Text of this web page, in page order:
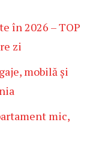
în 2026 – TOP
zi
mobilă și
mic,